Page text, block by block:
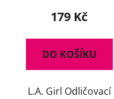
179 Kč
DO KOŠÍKU
L.A. Girl Odličovací